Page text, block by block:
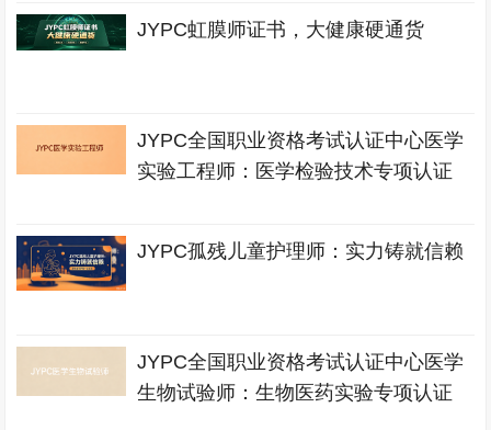
JYPC虹膜师证书，大健康硬通货
JYPC全国职业资格考试认证中心医学
实验工程师：医学检验技术专项认证
JYPC孤残儿童护理师：实力铸就信赖
JYPC全国职业资格考试认证中心医学
生物试验师：生物医药实验专项认证